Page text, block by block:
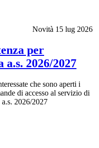
Novità 15 lug 2026
per
2026/2027
che sono aperti i
di accesso al servizio di
a.s. 2026/2027